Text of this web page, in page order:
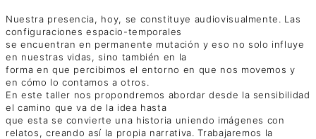
Nuestra presencia, hoy, se constituye audiovisualmente. Las
configuraciones espacio-temporales
se encuentran en permanente mutación y eso no solo influye
en nuestras vidas, sino también en la
forma en que percibimos el entorno en que nos movemos y
en cómo lo contamos a otros.
En este taller nos propondremos abordar desde la sensibilidad
el camino que va de la idea hasta
que esta se convierte una historia uniendo imágenes con
relatos, creando así la propia narrativa. Trabajaremos la